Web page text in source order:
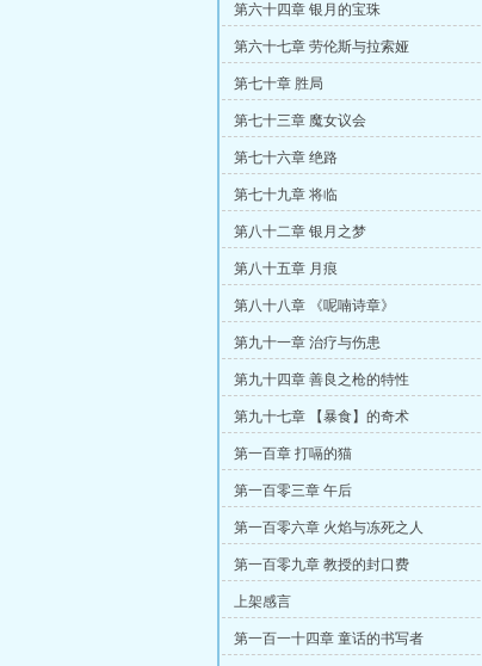
第六十四章 银月的宝珠
第六十七章 劳伦斯与拉索娅
第七十章 胜局
第七十三章 魔女议会
第七十六章 绝路
第七十九章 将临
第八十二章 银月之梦
第八十五章 月痕
第八十八章 《呢喃诗章》
第九十一章 治疗与伤患
第九十四章 善良之枪的特性
第九十七章 【暴食】的奇术
第一百章 打嗝的猫
第一百零三章 午后
第一百零六章 火焰与冻死之人
第一百零九章 教授的封口费
上架感言
第一百一十四章 童话的书写者